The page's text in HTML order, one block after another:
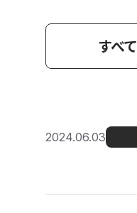
すべて
2024.06.03